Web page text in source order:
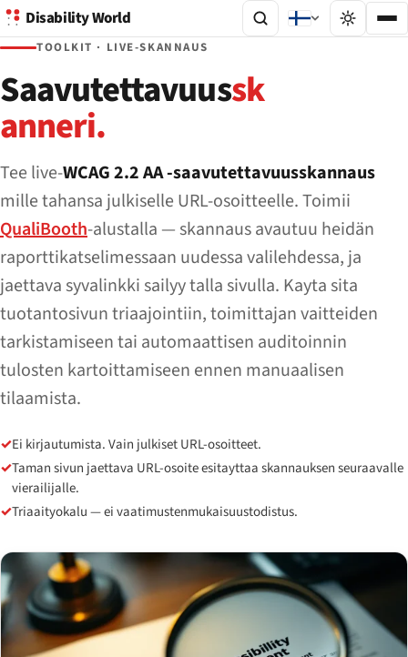
Disability World
TOOLKIT · LIVE-SKANNAUS
Saavutettavuussk
anneri.
Tee live-WCAG 2.2 AA -saavutettavuusskannaus
mille tahansa julkiselle URL-osoitteelle. Toimii
QualiBooth-alustalla — skannaus avautuu heidän
raporttikatselimessaan uudessa valilehdessa, ja
jaettava syvalinkki sailyy talla sivulla. Kayta sita
tuotantosivun triaajointiin, toimittajan vaitteiden
tarkistamiseen tai automaattisen auditoinnin
tulosten kartoittamiseen ennen manuaalisen
tilaamista.
✓Ei kirjautumista. Vain julkiset URL-osoitteet.
✓Taman sivun jaettava URL-osoite esitayttaa skannauksen seuraavalle
vierailijalle.
✓Triaaityokalu — ei vaatimustenmukaisuustodistus.